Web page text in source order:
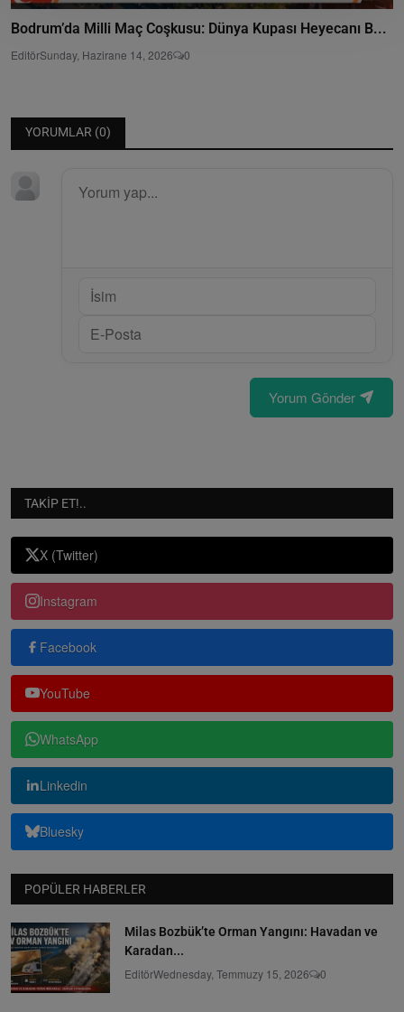
Bodrum’da Milli Maç Coşkusu: Dünya Kupası Heyecanı B...
EditörSunday, Hazirane 14, 2026 0
YORUMLAR (0)
Yorum Gönder
TAKIP ET!..
X (Twitter)
Instagram
Facebook
YouTube
WhatsApp
Linkedin
Bluesky
POPÜLER HABERLER
Milas Bozbük’te Orman Yangını: Havadan ve
Karadan...
EditörWednesday, Temmuzy 15, 2026 0